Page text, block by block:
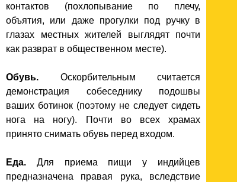
контактов (похлопывание по плечу,
объятия, или даже прогулки под ручку в
глазах местных жителей выглядят почти
как разврат в общественном месте).
Обувь. Оскорбительным считается
демонстрация собеседнику подошвы
ваших ботинок (поэтому не следует сидеть
нога на ногу). Почти во всех храмах
принято снимать обувь перед входом.
Еда. Для приема пищи у индийцев
предназначена правая рука, вследствие